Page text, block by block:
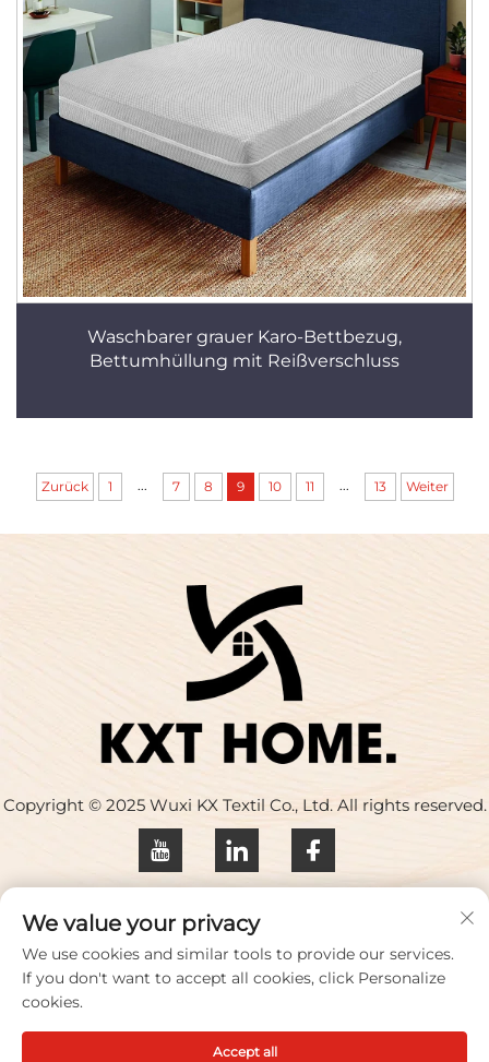
Waschbarer grauer Karo-Bettbezug,
Bettumhüllung mit Reißverschluss
Zurück 1 ... 7 8 9 10 11 ... 13 Weiter
Copyright © 2025 Wuxi KX Textil Co., Ltd. All rights reserved.
Datenschutzrichtlinie
Kontaktieren Sie uns
Address: Gebäude 17, Huaqing Creative Park, Nr. 33
Zhihui Road, Stadt Wuxi, Provinz Jiangsu, China
We value your privacy
We use cookies and similar tools to provide our services.
If you don't want to accept all cookies, click Personalize
cookies.
Accept all